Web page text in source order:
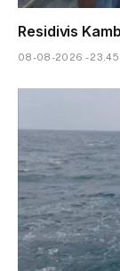
Residivis
08-08-2026 - 23.45